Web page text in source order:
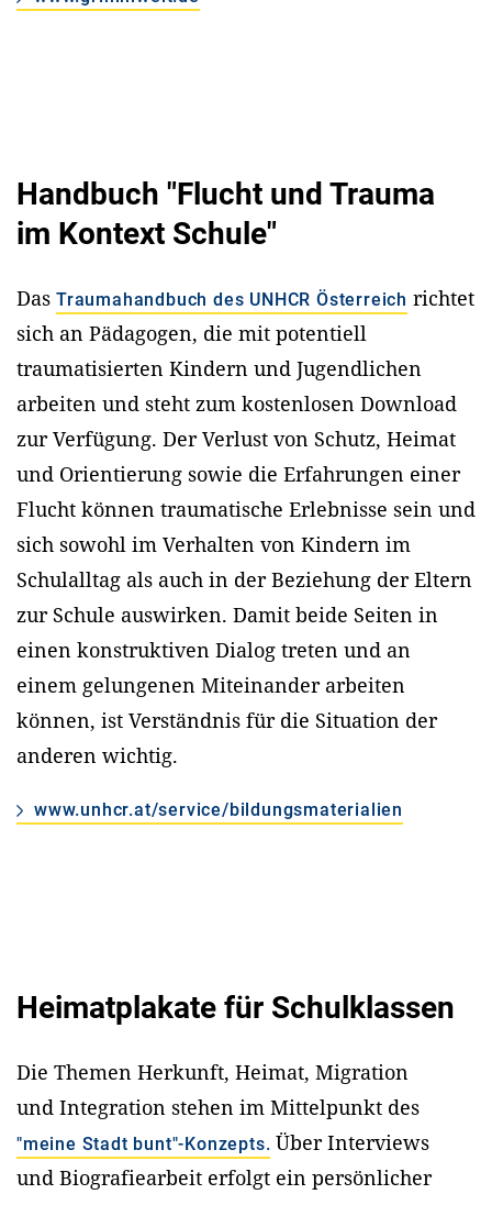
Handbuch "Flucht und Trauma
im Kontext Schule"
Das Traumahandbuch des UNHCR Österreich richtet
sich an Pädagogen, die mit potentiell
traumatisierten Kindern und Jugendlichen
arbeiten und steht zum kostenlosen Download
zur Verfügung. Der Verlust von Schutz, Heimat
und Orientierung sowie die Erfahrungen einer
Flucht können traumatische Erlebnisse sein und
sich sowohl im Verhalten von Kindern im
Schulalltag als auch in der Beziehung der Eltern
zur Schule auswirken. Damit beide Seiten in
einen konstruktiven Dialog treten und an
einem gelungenen Miteinander arbeiten
können, ist Verständnis für die Situation der
anderen wichtig.
www.unhcr.at/service/bildungsmaterialien
Heimatplakate für Schulklassen
Die Themen Herkunft, Heimat, Migration
und Integration stehen im Mittelpunkt des
"meine Stadt bunt"-Konzepts. Über Interviews
und Biografiearbeit erfolgt ein persönlicher